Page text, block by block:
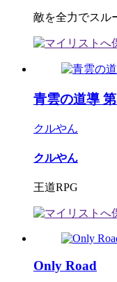
敵を全力でスル
青雲の道導
クルやん
クルやん
王道RPG
Only Road